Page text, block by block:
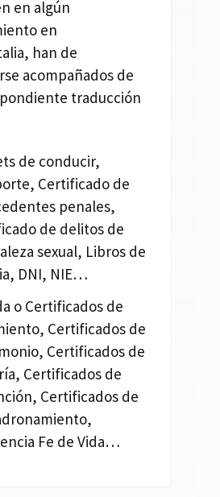
en algún
en
han de
acompañados de
traducción
de conducir,
Certificado de
penales,
de delitos de
sexual, Libros de
DNI, NIE…
o Certificados de
Certificados de
Certificados de
Certificados de
Certificados de
Fe de Vida…